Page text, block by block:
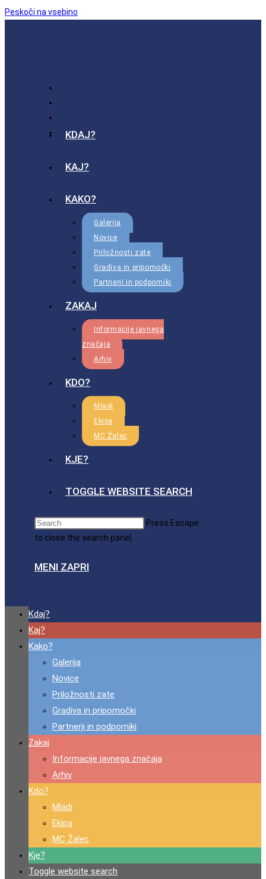
Peskoči na vsebino
KDAJ?
KAJ?
KAKO?
Galerija
Novice
Priložnosti zate
Gradiva in pripomočki
Partnerji in podporniki
ZAKAJ
Informacije javnega
značaja
Arhiv
KDO?
Mladi
Ekipa
MC Žalec
KJE?
TOGGLE WEBSITE SEARCH
Press Escape
to close the search panel.
MENI ZAPRI
Kdaj?
Kaj?
Kako?
Galerija
Novice
Priložnosti zate
Gradiva in pripomočki
Partnerji in podporniki
Zakaj
Informacije javnega značaja
Arhiv
Kdo?
Mladi
Ekipa
MC Žalec
Kje?
Toggle website search